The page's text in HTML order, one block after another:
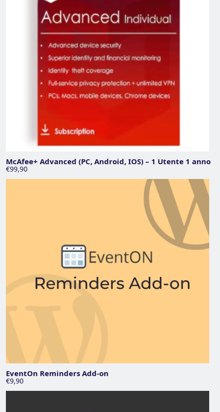
McAfee+ Advanced (PC, Android, IOS) – 1 Utente 1 anno
€99,90
EventOn Reminders Add-on
€9,90